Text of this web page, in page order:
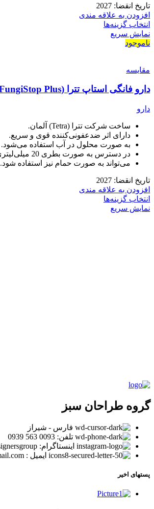
تاریخ انقضا: 2027
افزودن به علاقه مندی
انتخاب گزینه‌ها
نمایش سریع
ناموجود
مقايسه
دارو فانگی استاپ تترا (Tetra FungiStop Plus)
دارو
ساخت شرکت تترا (Tetra) آلمان.
دارای اثر ضدعفونی‌کننده قوی و سریع.
به صورت محلول در آب استفاده می‌شود.
در دسترس به صورت بطری 20 میلی‌لیتری برای 500 لیتر آب.
می‌تواند به صورت حمام نیز استفاده شود.
تاریخ انقضا: 2027
افزودن به علاقه مندی
انتخاب گزینه‌ها
نمایش سریع
گروه طراحان سبز
فارس - شیراز
تلفن: 0093 563 0939
اینستاگرام: greendesignersgroup@
ایمیل : greendesignersgroup.co@gmail.com
پستهای اخیر